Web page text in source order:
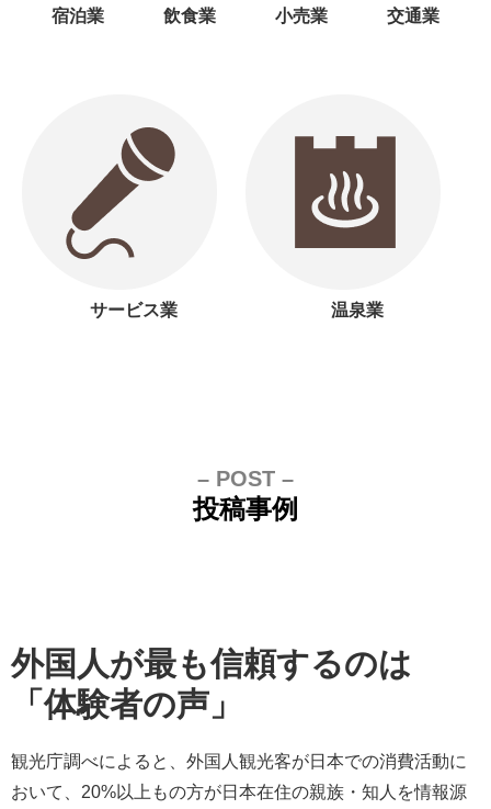
宿泊業 飲食業 小売業 交通業
サービス業 温泉業
– POST –
投稿事例
外国人が最も信頼するのは
「体験者の声」
観光庁調べによると、外国人観光客が日本での消費活動に
おいて、20%以上もの方が日本在住の親族・知人を情報源